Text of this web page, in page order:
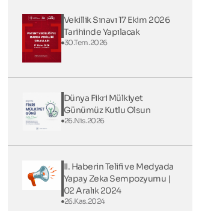
Vekillik Sınavı 17 Ekim 2026
Tarihinde Yapılacak
30.Tem.2026
Dünya Fikri Mülkiyet
Günümüz Kutlu Olsun
26.Nis.2026
II. Haberin Telifi ve Medyada
Yapay Zeka Sempozyumu |
02 Aralık 2024
26.Kas.2024